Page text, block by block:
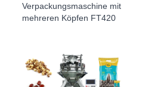
Verpackungsmaschine mit
mehreren Köpfen FT420